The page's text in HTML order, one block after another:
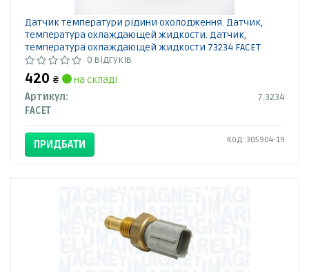
Датчик температури рідини охолодження. Датчик,
температура охлаждающей жидкости. Датчик,
температура охлаждающей жидкости 73234 FACET
0 відгуків
420 ₴
на складі
Артикул:
7.3234
FACET
ПРИДБАТИ Код: 305904-19